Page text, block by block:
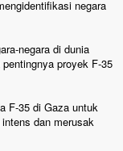
negara
negara di dunia
proyek F-35
F-35 di Gaza untuk
dan merusak